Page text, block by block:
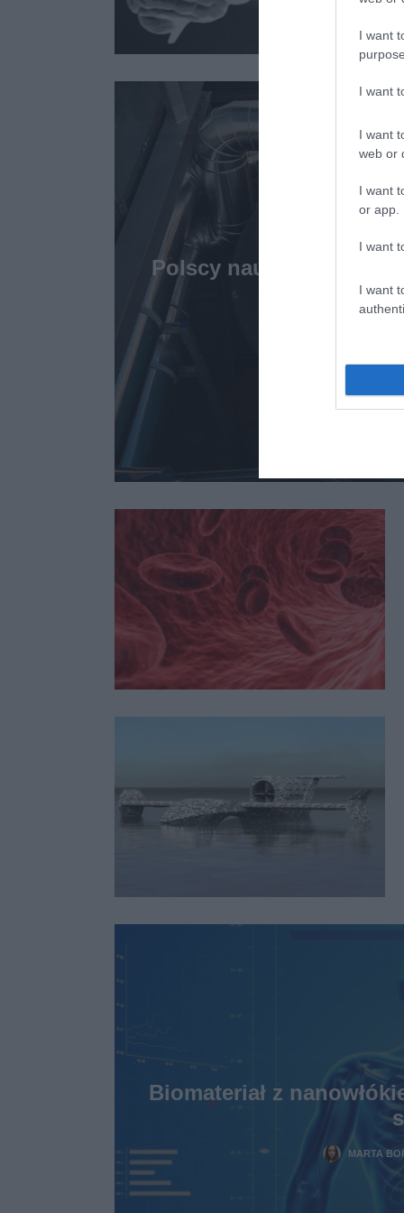
I want
I want
I want
web or
I want
or app.
I want
I want
Polscy naukowcy
nadwyżki
Biomateriał z
MARTA